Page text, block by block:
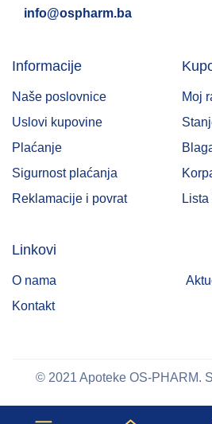
info@ospharm.ba
Informacije
Naše poslovnice
Uslovi kupovine
Plaćanje
Sigurnost plaćanja
Reklamacije i povrat
Moj
Linkovi
O nama
Kontakt
© 2021 Apoteke OS-PHARM.